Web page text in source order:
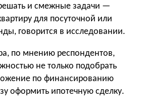
и смежные задачи —
для посуточной или
говорится в исследовании.
по мнению респондентов,
не только подобрать
по финансированию
оформить ипотечную сделку.